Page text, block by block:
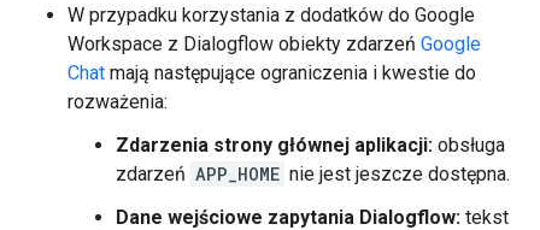
W przypadku korzystania z dodatków do Google
Workspace z Dialogflow obiekty zdarzeń Google
Chat mają następujące ograniczenia i kwestie do
rozważenia:
Zdarzenia strony głównej aplikacji: obsługa
zdarzeń APP_HOME nie jest jeszcze dostępna.
Dane wejściowe zapytania Dialogflow: tekst